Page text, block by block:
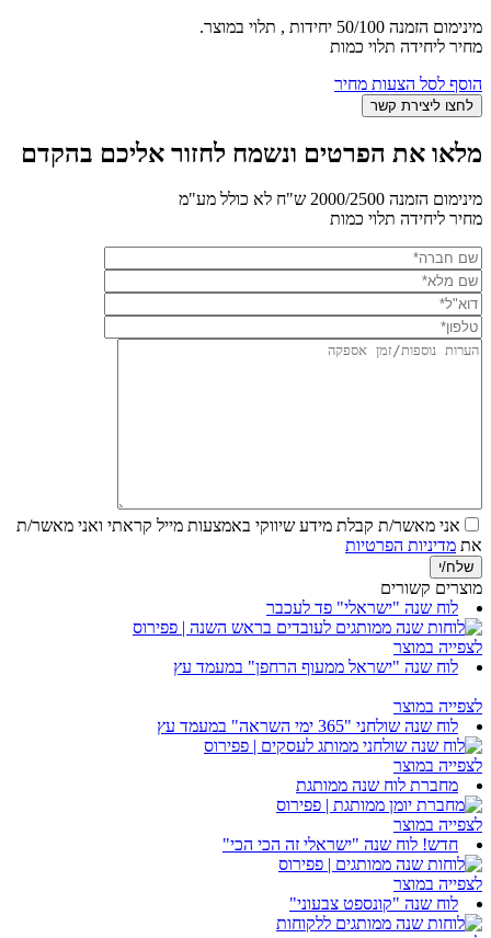
מינימום הזמנה 50/100 יחידות , תלוי במוצר.
מחיר ליחידה תלוי כמות
הוסף לסל הצעות מחיר
מלאו את הפרטים ונשמח לחזור אליכם בהקדם
מינימום הזמנה 2000/2500 ש"ח לא כולל מע"מ
מחיר ליחידה תלוי כמות
אני מאשר/ת קבלת מידע שיווקי באמצעות מייל קראתי ואני מאשר/ת
את מדיניות הפרטיות
מוצרים קשורים
לוח שנה "ישראלי" פד לעכבר
לצפייה במוצר
לוח שנה "ישראל ממעוף הרחפן" במעמד עץ
לצפייה במוצר
לוח שנה שולחני "365 ימי השראה" במעמד עץ
לצפייה במוצר
מחברת לוח שנה ממותגת
לצפייה במוצר
חדש! לוח שנה "ישראלי זה הכי הכי"
לצפייה במוצר
לוח שנה "קונספט צבעוני"